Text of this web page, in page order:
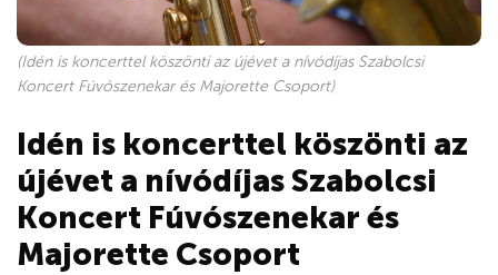
(Idén is koncerttel köszönti az újévet a nívódíjas Szabolcsi
Koncert Fúvószenekar és Majorette Csoport)
Idén is koncerttel köszönti az
újévet a nívódíjas Szabolcsi
Koncert Fúvószenekar és
Majorette Csoport